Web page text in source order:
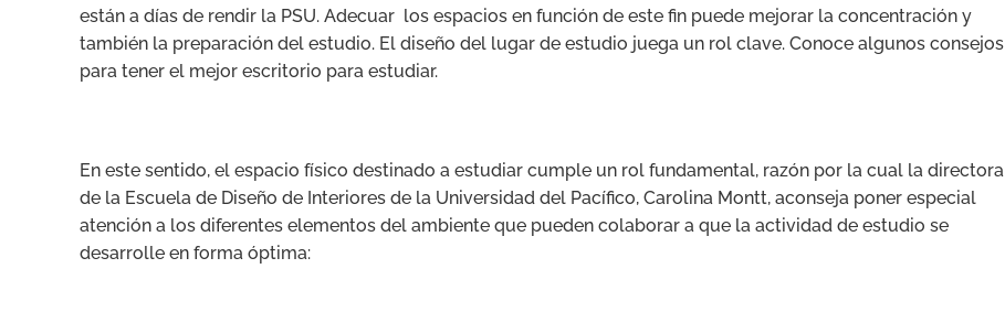
están a días de rendir la PSU. Adecuar los espacios en función de este fin puede mejorar la concentración y
también la preparación del estudio. El diseño del lugar de estudio juega un rol clave. Conoce algunos consejos
para tener el mejor escritorio para estudiar.
En este sentido, el espacio físico destinado a estudiar cumple un rol fundamental, razón por la cual la directora
de la Escuela de Diseño de Interiores de la Universidad del Pacífico, Carolina Montt, aconseja poner especial
atención a los diferentes elementos del ambiente que pueden colaborar a que la actividad de estudio se
desarrolle en forma óptima: